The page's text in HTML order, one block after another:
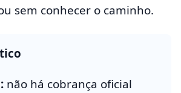
sem conhecer o caminho.
não há cobrança oficial